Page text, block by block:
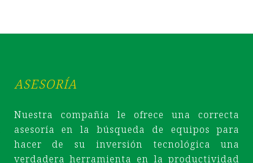
ASESORÍA
Nuestra compañía le ofrece una correcta
asesoría en la búsqueda de equipos para
hacer de su inversión tecnológica una
verdadera herramienta en la productividad